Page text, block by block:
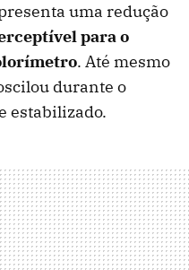
uma redução
para o
. Até mesmo
durante o
estabilizado.